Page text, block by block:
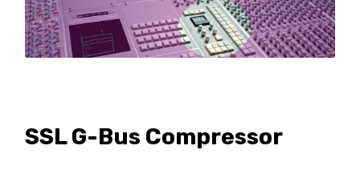
SSL G-Bus Compressor